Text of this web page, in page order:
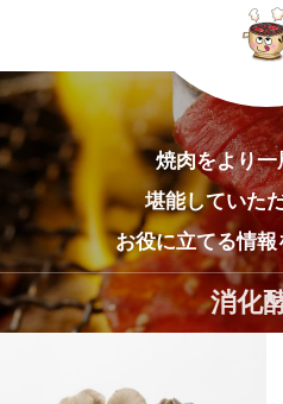
焼肉をより一
堪能していた
お役に立てる情報
消化